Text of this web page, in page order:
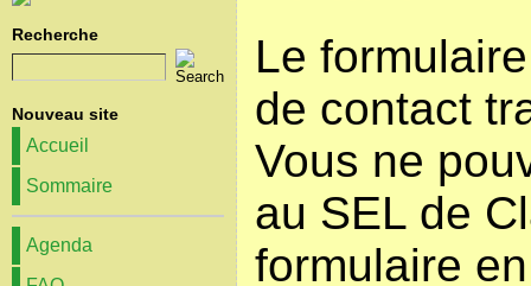
Recherche
Nouveau site
Accueil
Sommaire
Agenda
Le
de contact
Vous ne
au SEL de
formulaire